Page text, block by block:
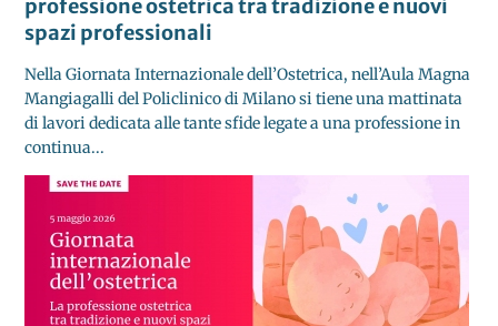
professione ostetrica tra tradizione e nuovi
spazi professionali
Nella Giornata Internazionale dell’Ostetrica, nell’Aula Magna
Mangiagalli del Policlinico di Milano si tiene una mattinata
di lavori dedicata alle tante sfide legate a una professione in
continua...